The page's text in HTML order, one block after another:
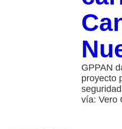
GPPAN
proyecto
vía: Vero